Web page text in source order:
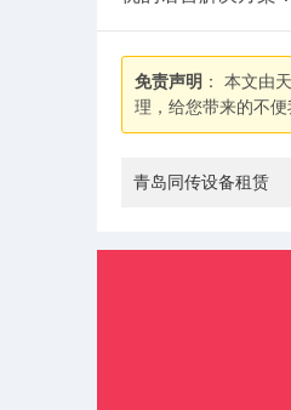
免责声明 ： 本文由
理，给您带来的不便
青岛同传设备租赁